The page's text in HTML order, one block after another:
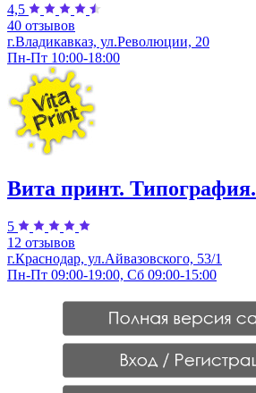
4,5
40 отзывов
г.Владикавказ, ул.Революции, 20
Пн-Пт 10:00-18:00
Вита принт. Типография.
5
12 отзывов
г.Краснодар, ул.​Айвазовского, 53/1
Пн-Пт 09:00-19:00, Сб 09:00-15:00